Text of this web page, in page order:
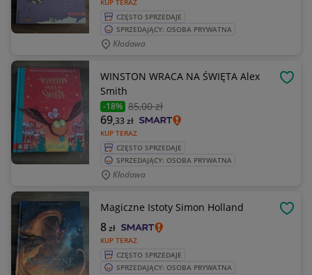
KUP TERAZ
CZĘSTO SPRZEDAJE
SPRZEDAJĄCY: OSOBA PRYWATNA
Kłodawa
WINSTON WRACA NA ŚWIĘTA Alex
Smith
-18% 85,00 zł
KUP TERAZ
69,33zł
CZĘSTO SPRZEDAJE
SPRZEDAJĄCY: OSOBA PRYWATNA
Kłodawa
Magiczne Istoty Simon Holland
KUP TERAZ
8zł
CZĘSTO SPRZEDAJE
SPRZEDAJĄCY: OSOBA PRYWATNA